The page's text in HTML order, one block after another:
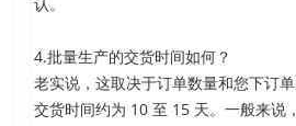
认。
4.批量生产的交货时间如何？
老实说，这取决于订单数量和您下订
交货时间约为 10 至 15 天。一般来说